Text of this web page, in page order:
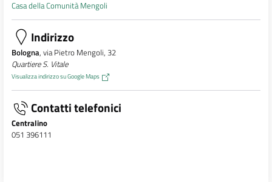
Casa della Comunità Mengoli
Indirizzo
Bologna, via Pietro Mengoli, 32
Quartiere S. Vitale
Visualizza indirizzo su Google Maps
Contatti telefonici
Centralino
051 396111